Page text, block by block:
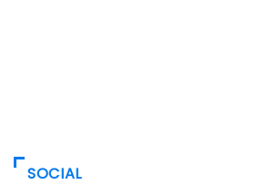
SOCIAL